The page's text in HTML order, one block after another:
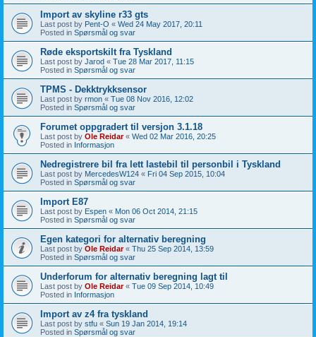
Import av skyline r33 gts
Last post by Pent-O « Wed 24 May 2017, 20:11
Posted in Spørsmål og svar
Røde eksportskilt fra Tyskland
Last post by Jarod « Tue 28 Mar 2017, 11:15
Posted in Spørsmål og svar
TPMS - Dekktrykksensor
Last post by rmon « Tue 08 Nov 2016, 12:02
Posted in Spørsmål og svar
Forumet oppgradert til versjon 3.1.18
Last post by Ole Reidar« Wed 02 Mar 2016, 20:25
Posted in Informasjon
Nedregistrere bil fra lett lastebil til personbil i Tyskland
Last post by MercedesW124 « Fri 04 Sep 2015, 10:04
Posted in Spørsmål og svar
Import E87
Last post by Espen « Mon 06 Oct 2014, 21:15
Posted in Spørsmål og svar
Egen kategori for alternativ beregning
Last post by Ole Reidar« Thu 25 Sep 2014, 13:59
Posted in Spørsmål og svar
Underforum for alternativ beregning lagt til
Last post by Ole Reidar« Tue 09 Sep 2014, 10:49
Posted in Informasjon
Import av z4 fra tyskland
Last post by stfu « Sun 19 Jan 2014, 19:14
Posted in Spørsmål og svar